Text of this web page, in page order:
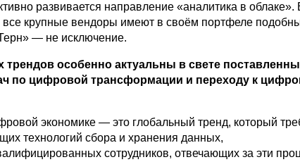
развивается направление «аналитика в
все крупные вендоры имеют в своём портфеле
— не исключение.
трендов особенно актуальны в свете
по цифровой трансформации и переходу к
экономике — это глобальный тренд, который
технологий сбора и хранения данных,
сотрудников, отвечающих за эти